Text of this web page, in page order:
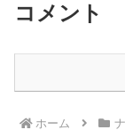
コメント
ホーム